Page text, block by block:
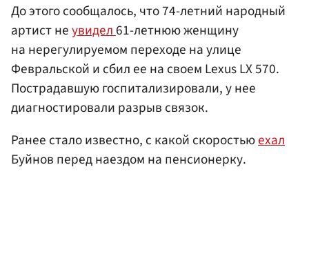
До этого сообщалось, что 74-летний народный
артист неувидел61-летнюю женщину
на нерегулируемом переходе на улице
Февральской и сбил ее на своем Lexus LX 570.
Пострадавшую госпитализировали, у нее
диагностировали разрыв связок.
Ранее стало известно, с какой скоростьюехал
Буйнов перед наездом на пенсионерку.